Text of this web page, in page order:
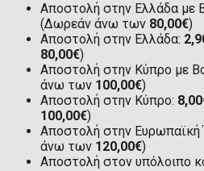
Αποστολή στην Ελλάδα με
(Δωρεάν άνω των 80,00€)
Αποστολή στην Ελλάδα:
80,00€)
Αποστολή στην Κύπρο με
άνω των 100,00€)
Αποστολή στην Κύπρο:
100,00€)
Αποστολή στην Ευρωπαϊκή
άνω των 120,00€)
Αποστολή στον υπόλοιπο